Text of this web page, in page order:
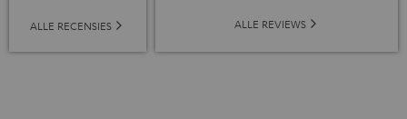
ALLE RECENSIES ALLE REVIEWS